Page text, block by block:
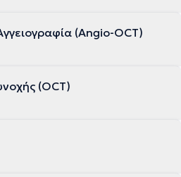
(Angio-OCT)
(OCT)